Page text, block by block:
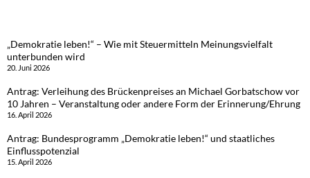
„Demokratie leben!“ – Wie mit Steuermitteln Meinungsvielfalt
unterbunden wird
20. Juni 2026
Antrag: Verleihung des Brückenpreises an Michael Gorbatschow vor
10 Jahren – Veranstaltung oder andere Form der Erinnerung/Ehrung
16. April 2026
Antrag: Bundesprogramm „Demokratie leben!“ und staatliches
Einflusspotenzial
15. April 2026